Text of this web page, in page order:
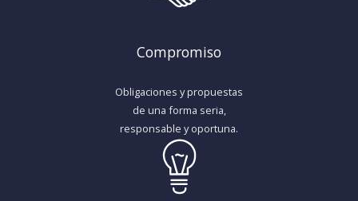
Compromiso
Obligaciones y propuestas
de una forma seria,
responsable y oportuna.